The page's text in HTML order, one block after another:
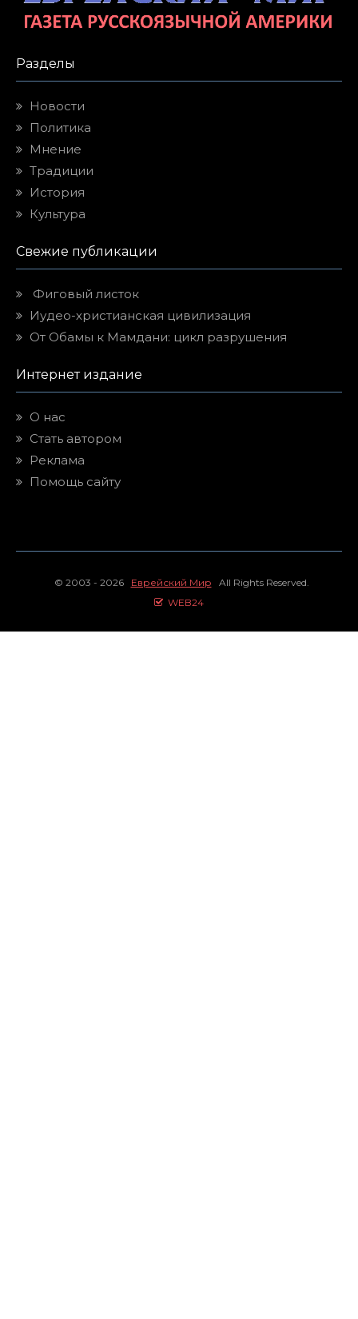
Разделы
Новости
Политика
Мнение
Традиции
История
Культура
Свежие публикации
Фиговый листок
Иудео-христианская цивилизация
От Обамы к Мамдани: цикл разрушения
Интернет издание
О нас
Стать автором
Реклама
Помощь сайту
© 2003 - 2026 Еврейский Мир All Rights Reserved.
WEB24